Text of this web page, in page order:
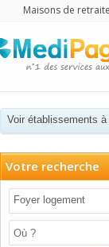
Maisons de retraite
Voir établissements
Votre recherche
Foyer logement